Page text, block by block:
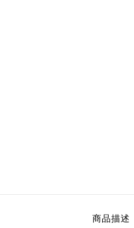
商品描述